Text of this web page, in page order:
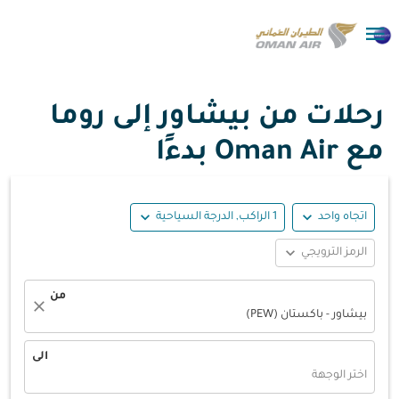

رحلات من بيشاور إلى روما
مع Oman Air بدءًا
اتجاه واحد expand_more 1 الراكب, الدرجة السياحية expand_more
الرمز الترويجي expand_more
من
بيشاور - باكستان (PEW)
close
الى
اختر الوجهة